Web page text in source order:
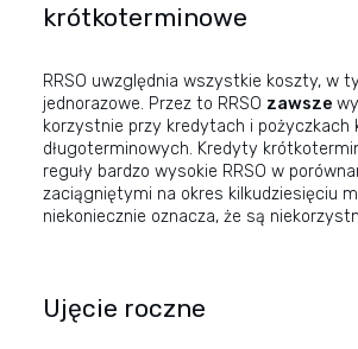
krótkoterminowe
RRSO uwzględnia wszystkie koszty, w
jednorazowe. Przez to RRSO zawsze
korzystnie przy kredytach i pożyczkach
długoterminowych. Kredyty
reguły bardzo wysokie RRSO w
zaciągniętymi na okres kilkudziesięciu
niekoniecznie oznacza, że są
Ujęcie roczne